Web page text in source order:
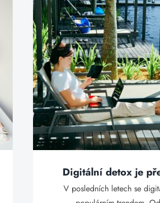
Digitální detox je
V posledních letech se